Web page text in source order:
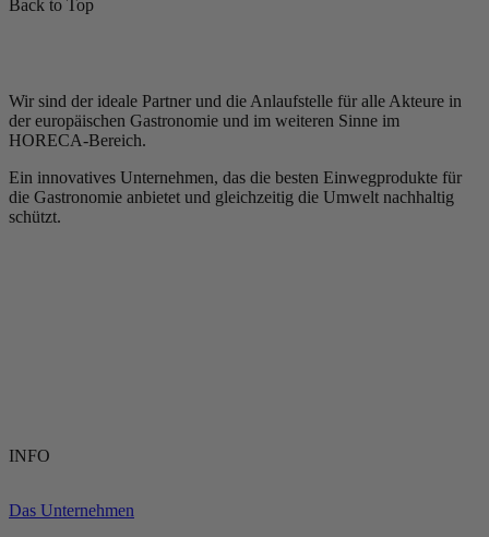
Back to Top
Wir sind der ideale Partner und die Anlaufstelle für alle Akteure in
der europäischen Gastronomie und im weiteren Sinne im
HORECA-Bereich.
Ein innovatives Unternehmen, das die besten Einwegprodukte für
die Gastronomie anbietet und gleichzeitig die Umwelt nachhaltig
schützt.
INFO
Das Unternehmen